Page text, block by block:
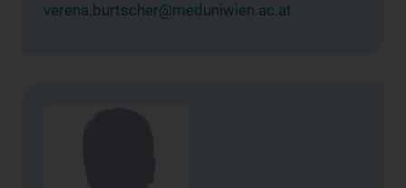
verena.burtscher@meduniwien.ac.at